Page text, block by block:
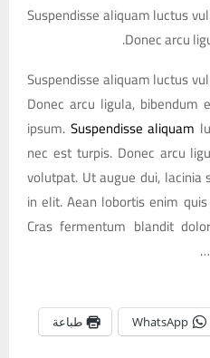
Suspendisse aliquam luctus
Donec arcu
Suspendisse aliquam luctus
Donec arcu ligula, bibendum
ipsum. Suspendisse aliquam
nec est turpis. Donec arcu
volutpat. Ut augue dui, lacinia
in elit. Aean lobortis enim
Cras fermentum blandit
WhatsApp طباعة